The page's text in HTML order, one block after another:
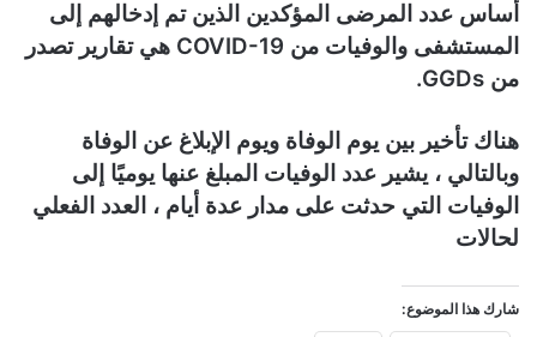
أساس عدد المرضى المؤكدين الذين تم إدخالهم إلى
المستشفى والوفيات من COVID-19 هي تقارير تصدر
من GGDs.
هناك تأخير بين يوم الوفاة ويوم الإبلاغ عن الوفاة
وبالتالي ، يشير عدد الوفيات المبلغ عنها يوميًا إلى
الوفيات التي حدثت على مدار عدة أيام ، العدد الفعلي
لحالات
شارك هذا الموضوع: